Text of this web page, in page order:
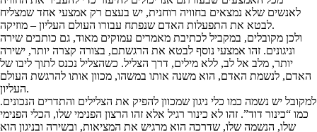
לאנשים שלא נמצאים בחוויה רוחנית, יש בעצם רק אמצעי אחד שמצליח
לבטא את התפעלות האדם שנפתח עבורו העולם העליון – מוזיקה.
ולכן מקובלים, במקביל לכתיבת מאמרים עמוקים מאוד, גם כותבים שירה
וניגונים. זהו אמצעי נוסף לבטא את הרגשתם, בצורה קצרה יותר, ישירה
יותר, מלב אל לב, ללא מילים, דרך הצליל. כשהצליל נכנס לתוך ליבו של
האדם, לנשמת האדם, הוא משנה אותו במשהו, מכוון אותו להרגשת העולם
העליון.
למקובל יש נשמה כמו כלי ניגון שמכוון להפיק את הצלילים והתדרים הנכונים.
כמו “כינור דוד”. זהו לא כינור רגיל אלא זהו הרצון הפנימי שלו, הכלי הפנימי
שלו, הנשמה שלו, שדרכה הוא מרגיש את המציאות, ובשירה ובניגון הוא